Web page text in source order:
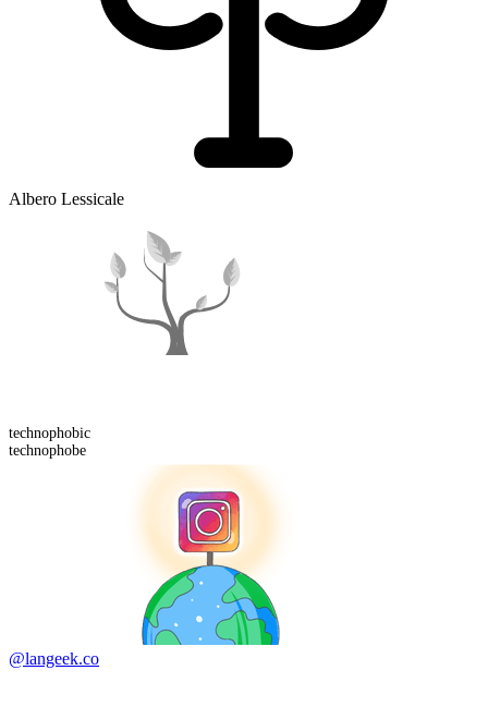
Albero Lessicale
technophobic
technophobe
@langeek.co